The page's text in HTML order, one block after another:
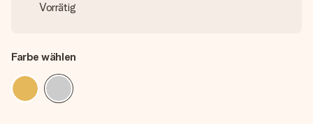
Vorrätig
Farbe wählen